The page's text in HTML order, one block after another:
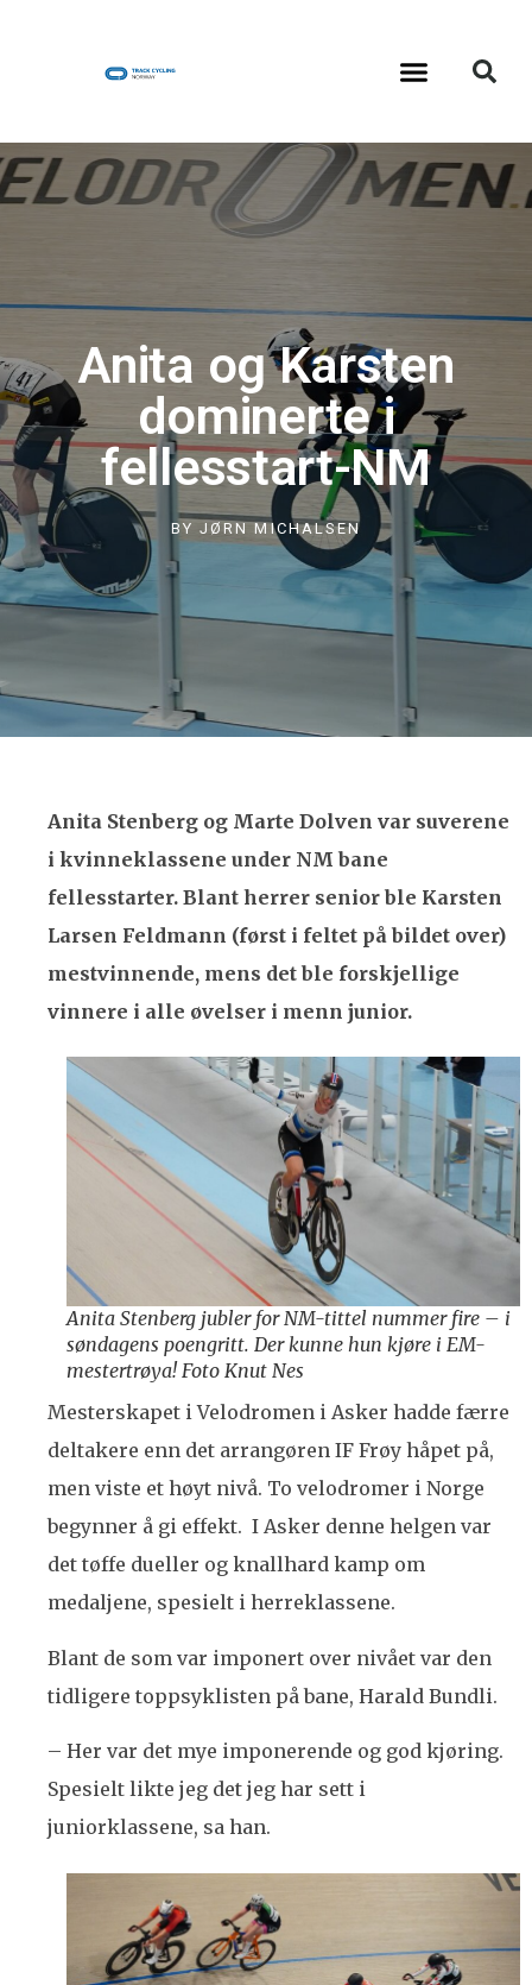
Anita og Karsten
dominerte i
fellesstart-NM
BY JØRN MICHALSEN
Anita Stenberg og Marte Dolven var suverene
i kvinneklassene under NM bane
fellesstarter. Blant herrer senior ble Karsten
Larsen Feldmann (først i feltet på bildet over)
mestvinnende, mens det ble forskjellige
vinnere i alle øvelser i menn junior.
Anita Stenberg jubler for NM-tittel nummer fire – i
søndagens poengritt. Der kunne hun kjøre i EM-
mestertrøya! Foto Knut Nes
Mesterskapet i Velodromen i Asker hadde færre
deltakere enn det arrangøren IF Frøy håpet på,
men viste et høyt nivå. To velodromer i Norge
begynner å gi effekt. I Asker denne helgen var
det tøffe dueller og knallhard kamp om
medaljene, spesielt i herreklassene.
Blant de som var imponert over nivået var den
tidligere toppsyklisten på bane, Harald Bundli.
– Her var det mye imponerende og god kjøring.
Spesielt likte jeg det jeg har sett i
juniorklassene, sa han.